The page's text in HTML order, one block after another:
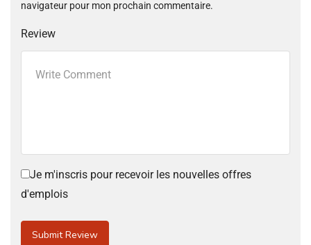
navigateur pour mon prochain commentaire.
Review
Je m'inscris pour recevoir les nouvelles offres
d'emplois